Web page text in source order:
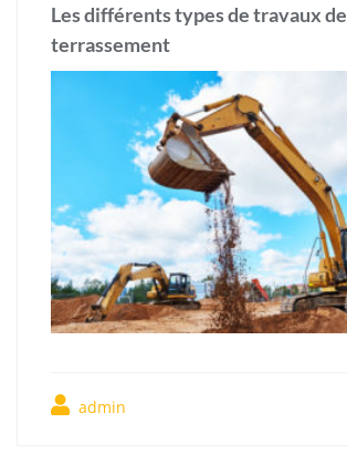
Les différents types de travaux de
terrassement
admin